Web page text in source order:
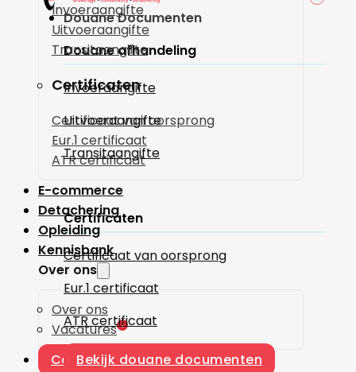
Invoeraangifte
Uitvoeraangifte
Transitaangifte
Certificaten
Certificaat van oorsprong
Eur.1 certificaat
ATR certificaat
E-commerce
Detachering
Opleiding
Kennisbank
Over ons
Over ons
Vacatures 1
Contact
Douane Documenten
Douane afhandeling
Invoeraangifte
Uitvoeraangifte
Transitaangifte
Certificaten
Certificaat van oorsprong
Eur.1 certificaat
ATR certificaat
Bekijk douane documenten